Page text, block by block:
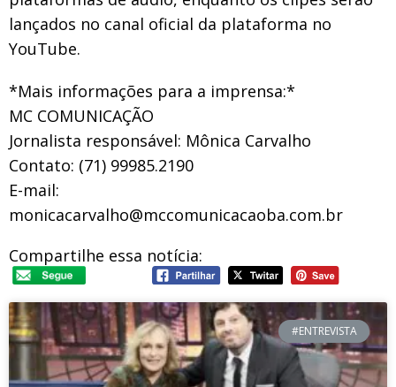
lançados no canal oficial da plataforma no
YouTube.
*Mais informações para a imprensa:*
MC COMUNICAÇÃO
Jornalista responsável: Mônica Carvalho
Contato: (71) 99985.2190
E-mail:
monicacarvalho@mccomunicacaoba.com.br
Compartilhe essa notícia:
#ENTREVISTA